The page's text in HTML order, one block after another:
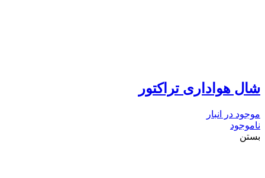
شال هواداری تراکتور
موجود در انبار
ناموجود
بستن